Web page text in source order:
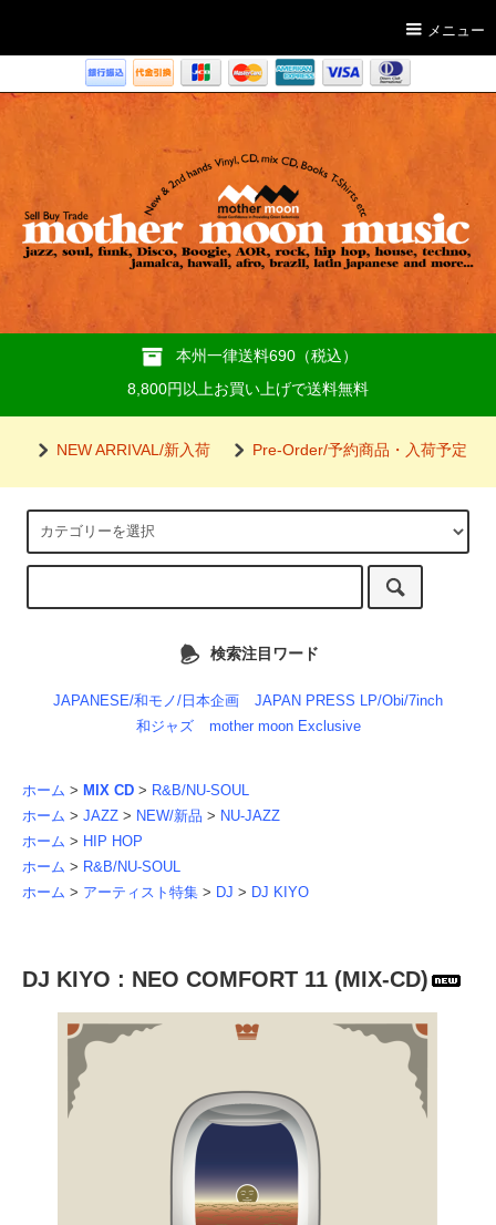
メニュー
本州一律送料690（税込）
8,800円以上お買い上げで送料無料
NEW ARRIVAL/新入荷 Pre-Order/予約商品・入荷予定
検索注目ワード
JAPANESE/和モノ/日本企画
JAPAN PRESS LP/Obi/7inch
和ジャズ
mother moon Exclusive
ホーム > MIX CD > R&B/NU-SOUL
ホーム > JAZZ > NEW/新品 > NU-JAZZ
ホーム > HIP HOP
ホーム > R&B/NU-SOUL
ホーム > アーティスト特集 > DJ > DJ KIYO
DJ KIYO : NEO COMFORT 11 (MIX-CD)